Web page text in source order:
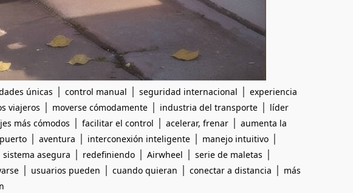
únicas | control manual | seguridad internacional | experiencia
viajeros | moverse cómodamente | industria del transporte | líder
más cómodos | facilitar el control | acelerar, frenar | aumenta la
| aventura | interconexión inteligente | manejo intuitivo |
sistema asegura | redefiniendo | Airwheel | serie de maletas |
| usuarios pueden | cuando quieran | conectar a distancia | más